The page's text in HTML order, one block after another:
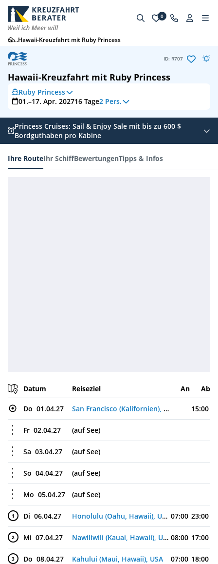
0
...Hawaii-Kreuzfahrt mit Ruby Princess
ID: R707
Hawaii-Kreuzfahrt mit Ruby Princess
Ruby Princess
01.–17. Apr. 202716 Tage2 Pers.
Princess Cruises: Sail & Enjoy Sale mit bis zu 600 $
Bordguthaben pro Kabine
Ihre RouteIhr SchiffBewertungenTipps & Infos
Datum Reiseziel An Ab
Do 01.04.27 San Francisco (Kalifornien), USA 15:00
Fr 02.04.27 (auf See)
Sa 03.04.27 (auf See)
So 04.04.27 (auf See)
Mo 05.04.27 (auf See)
1 Di 06.04.27 Honolulu (Oahu, Hawaii), USA 07:00 23:00
2 Mi 07.04.27 Nawiliwili (Kauai, Hawaii), USA 08:00 17:00
3 Do 08.04.27 Kahului (Maui, Hawaii), USA 07:00 18:00